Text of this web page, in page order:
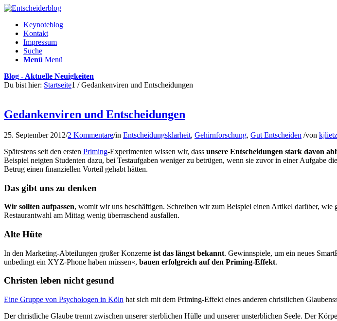
Keynoteblog
Kontakt
Impressum
Suche
Menü Menü
Blog - Aktuelle Neuigkeiten
Du bist hier: Startseite1 / Gedankenviren und Entscheidungen
Gedankenviren und Entscheidungen
25. September 2012/2 Kommentare/in Entscheidungsklarheit, Gehirnforschung, Gut Entscheiden /von kjlietz
Spätestens seit den ersten Priming-Experimenten wissen wir, dass unsere Entscheidungen stark davon
Beispiel neigten Studenten dazu, bei Testaufgaben weniger zu betrügen, wenn sie zuvor in einer Aufgabe
Betrug einen finanziellen Vorteil gehabt hätten.
Das gibt uns zu denken
Wir sollten aufpassen, womit wir uns beschäftigen. Schreiben wir zum Beispiel einen Artikel darüber, wie
Restaurantwahl am Mittag wenig überraschend ausfallen.
Alte Hüte
In den Marketing-Abteilungen großer Konzerne ist das längst bekannt. Gewinnspiele, um ein neues
unbedingt ein XYZ-Phone haben müssen«, bauen erfolgreich auf den Priming-Effekt.
Christen leben nicht gesund
Eine Gruppe von Psychologen in Köln hat sich mit dem Priming-Effekt eines anderen christlichen
Der christliche Glaube trennt zwischen unserer sterblichen Hülle und unserer unsterblichen Seele. Der